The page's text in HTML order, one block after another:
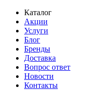
Каталог
Акции
Услуги
Блог
Бренды
Доставка
Вопрос ответ
Новости
Контакты